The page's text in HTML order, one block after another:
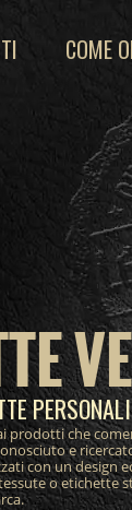
prodotti che
e
con un design
o etichette
COME